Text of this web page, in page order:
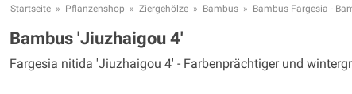
Startseite » Pflanzenshop » Ziergehölze » Bambus » Bambus Fargesia -
Bambus 'Jiuzhaigou 4'
Fargesia nitida 'Jiuzhaigou 4' - Farbenprächtiger und